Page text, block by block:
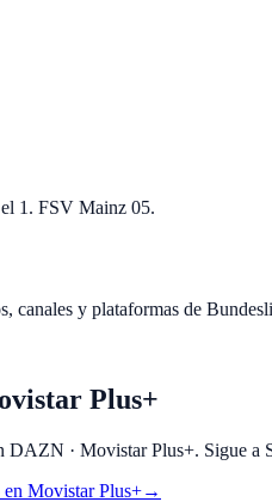
1. FSV Mainz 05.
canales y plataformas de
Plus+
· Movistar Plus+. Sigue a
en Movistar Plus+→